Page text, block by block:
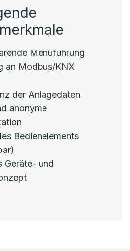
Menüführung
an Modbus/KNX
der Anlagedaten
anonyme
Bedienelements
Geräte- und